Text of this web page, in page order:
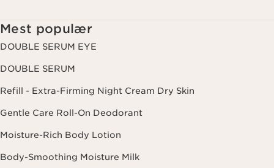
avmeldingslenken i hvert nyhetsbrev. For mer informasjon om
hvordan vi behandler dine data og dine rettigheter, vennligst se
vår personvernerklæring
Mest populær
DOUBLE SERUM EYE
DOUBLE SERUM
Refill - Extra-Firming Night Cream Dry Skin
Gentle Care Roll-On Deodorant
Moisture-Rich Body Lotion
Body-Smoothing Moisture Milk